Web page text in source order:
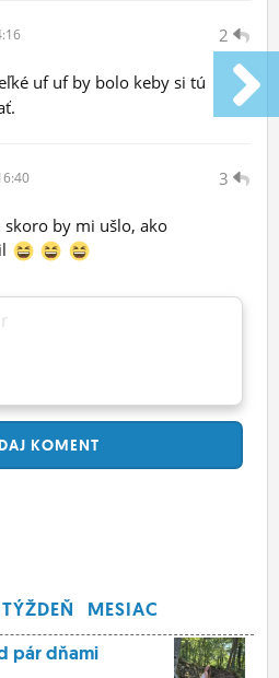
2
uf uf by bolo keby si tú
3
skoro by mi ušlo, ako
KOMENT
TÝŽDEŇ MESIAC
pár dňami